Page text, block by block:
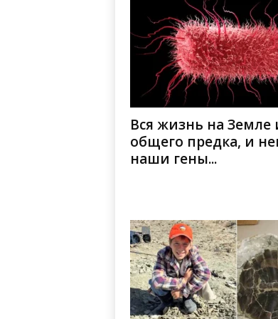
Вся жизнь на Земле
общего предка, и
наши гены...